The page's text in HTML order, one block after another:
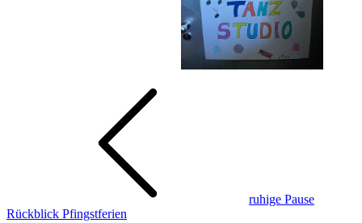
Beitragsnavigation
ruhige Pause
Rückblick Pfingstferien